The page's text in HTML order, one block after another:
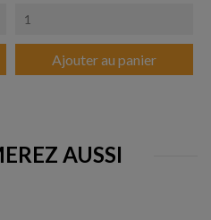
Ajouter au panier
AUSSI